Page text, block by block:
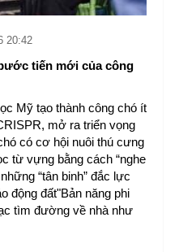
20:42
tiến mới của công
Mỹ tạo thành công chó ít
mở ra triển vọng
có cơ hội nuôi thú cưng
từ vựng bằng cách “nghe
“tân binh” đắc lực
động đất"Bản năng phi
tìm đường về nhà như